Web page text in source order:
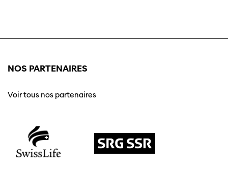
NOS PARTENAIRES
Voir tous nos partenaires